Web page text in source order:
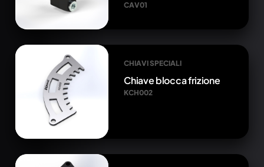
CAV01
CHIAVI SPECIALI
Chiave blocca frizione
KCH002